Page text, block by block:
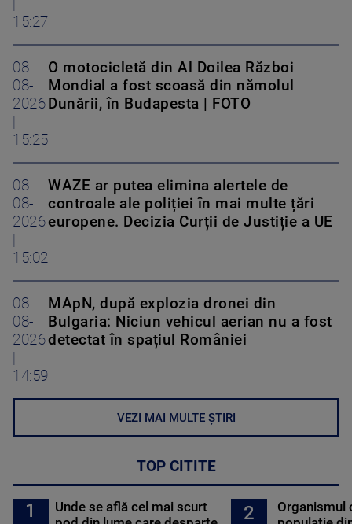
15:27
08-
08-
2026
15:25
O motocicletă din Al Doilea Război
Mondial a fost scoasă din nămolul
Dunării, în Budapesta | FOTO
08-
08-
2026
15:02
WAZE ar putea elimina alertele de
controale ale poliției în mai multe țări
europene. Decizia Curții de Justiție a UE
08-
08-
2026
14:59
MApN, după explozia dronei din
Bulgaria: Niciun vehicul aerian nu a fost
detectat în spațiul României
VEZI MAI MULTE ȘTIRI
TOP CITITE
1
Unde se află cel mai scurt
2
Organismul